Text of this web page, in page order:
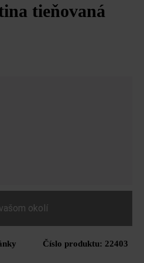
tieňovaná
okolí
Číslo produktu: 22403